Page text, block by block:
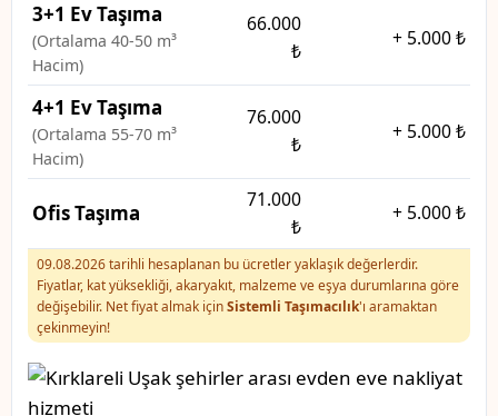
3+1 Ev Taşıma
(Ortalama 40-50 m³
Hacim)
66.000
₺
+ 5.000 ₺
4+1 Ev Taşıma
(Ortalama 55-70 m³
Hacim)
76.000
₺
+ 5.000 ₺
Ofis Taşıma
71.000
₺
+ 5.000 ₺
09.08.2026 tarihli hesaplanan bu ücretler yaklaşık değerlerdir.
Fiyatlar, kat yüksekliği, akaryakıt, malzeme ve eşya durumlarına göre
değişebilir. Net fiyat almak içinSistemli Taşımacılık'ı aramaktan
çekinmeyin!